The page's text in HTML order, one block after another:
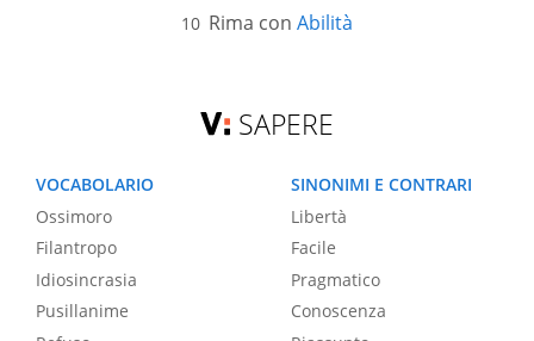
Rima con Abilità
SAPERE
VOCABOLARIO
Ossimoro
Filantropo
Idiosincrasia
Pusillanime
SINONIMI E CONTRARI
Libertà
Facile
Pragmatico
Conoscenza